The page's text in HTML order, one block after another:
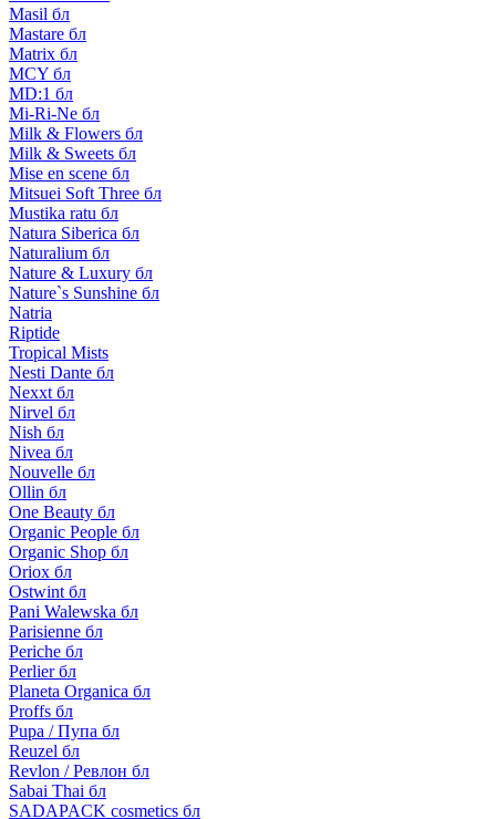
Masil бл
Mastare бл
Matrix бл
MCY бл
MD:1 бл
Mi-Ri-Ne бл
Milk & Flowers бл
Milk & Sweets бл
Mise en scene бл
Mitsuei Soft Three бл
Mustika ratu бл
Natura Siberica бл
Naturalium бл
Nature & Luxury бл
Nature`s Sunshine бл
Natria
Riptide
Tropical Mists
Nesti Dante бл
Nexxt бл
Nirvel бл
Nish бл
Nivea бл
Nouvelle бл
Ollin бл
One Beauty бл
Organic People бл
Organic Shop бл
Oriox бл
Ostwint бл
Pani Walewska бл
Parisienne бл
Periche бл
Perlier бл
Planeta Organica бл
Proffs бл
Pupa / Пупа бл
Reuzel бл
Revlon / Ревлон бл
Sabai Thai бл
SADAPACK cosmetics бл